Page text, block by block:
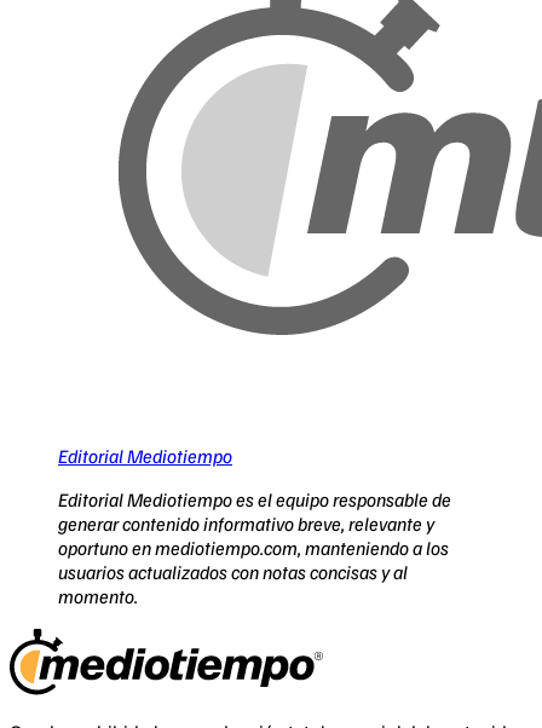
Editorial Mediotiempo
Editorial Mediotiempo es el equipo responsable de
generar contenido informativo breve, relevante y
oportuno en mediotiempo.com, manteniendo a los
usuarios actualizados con notas concisas y al
momento.